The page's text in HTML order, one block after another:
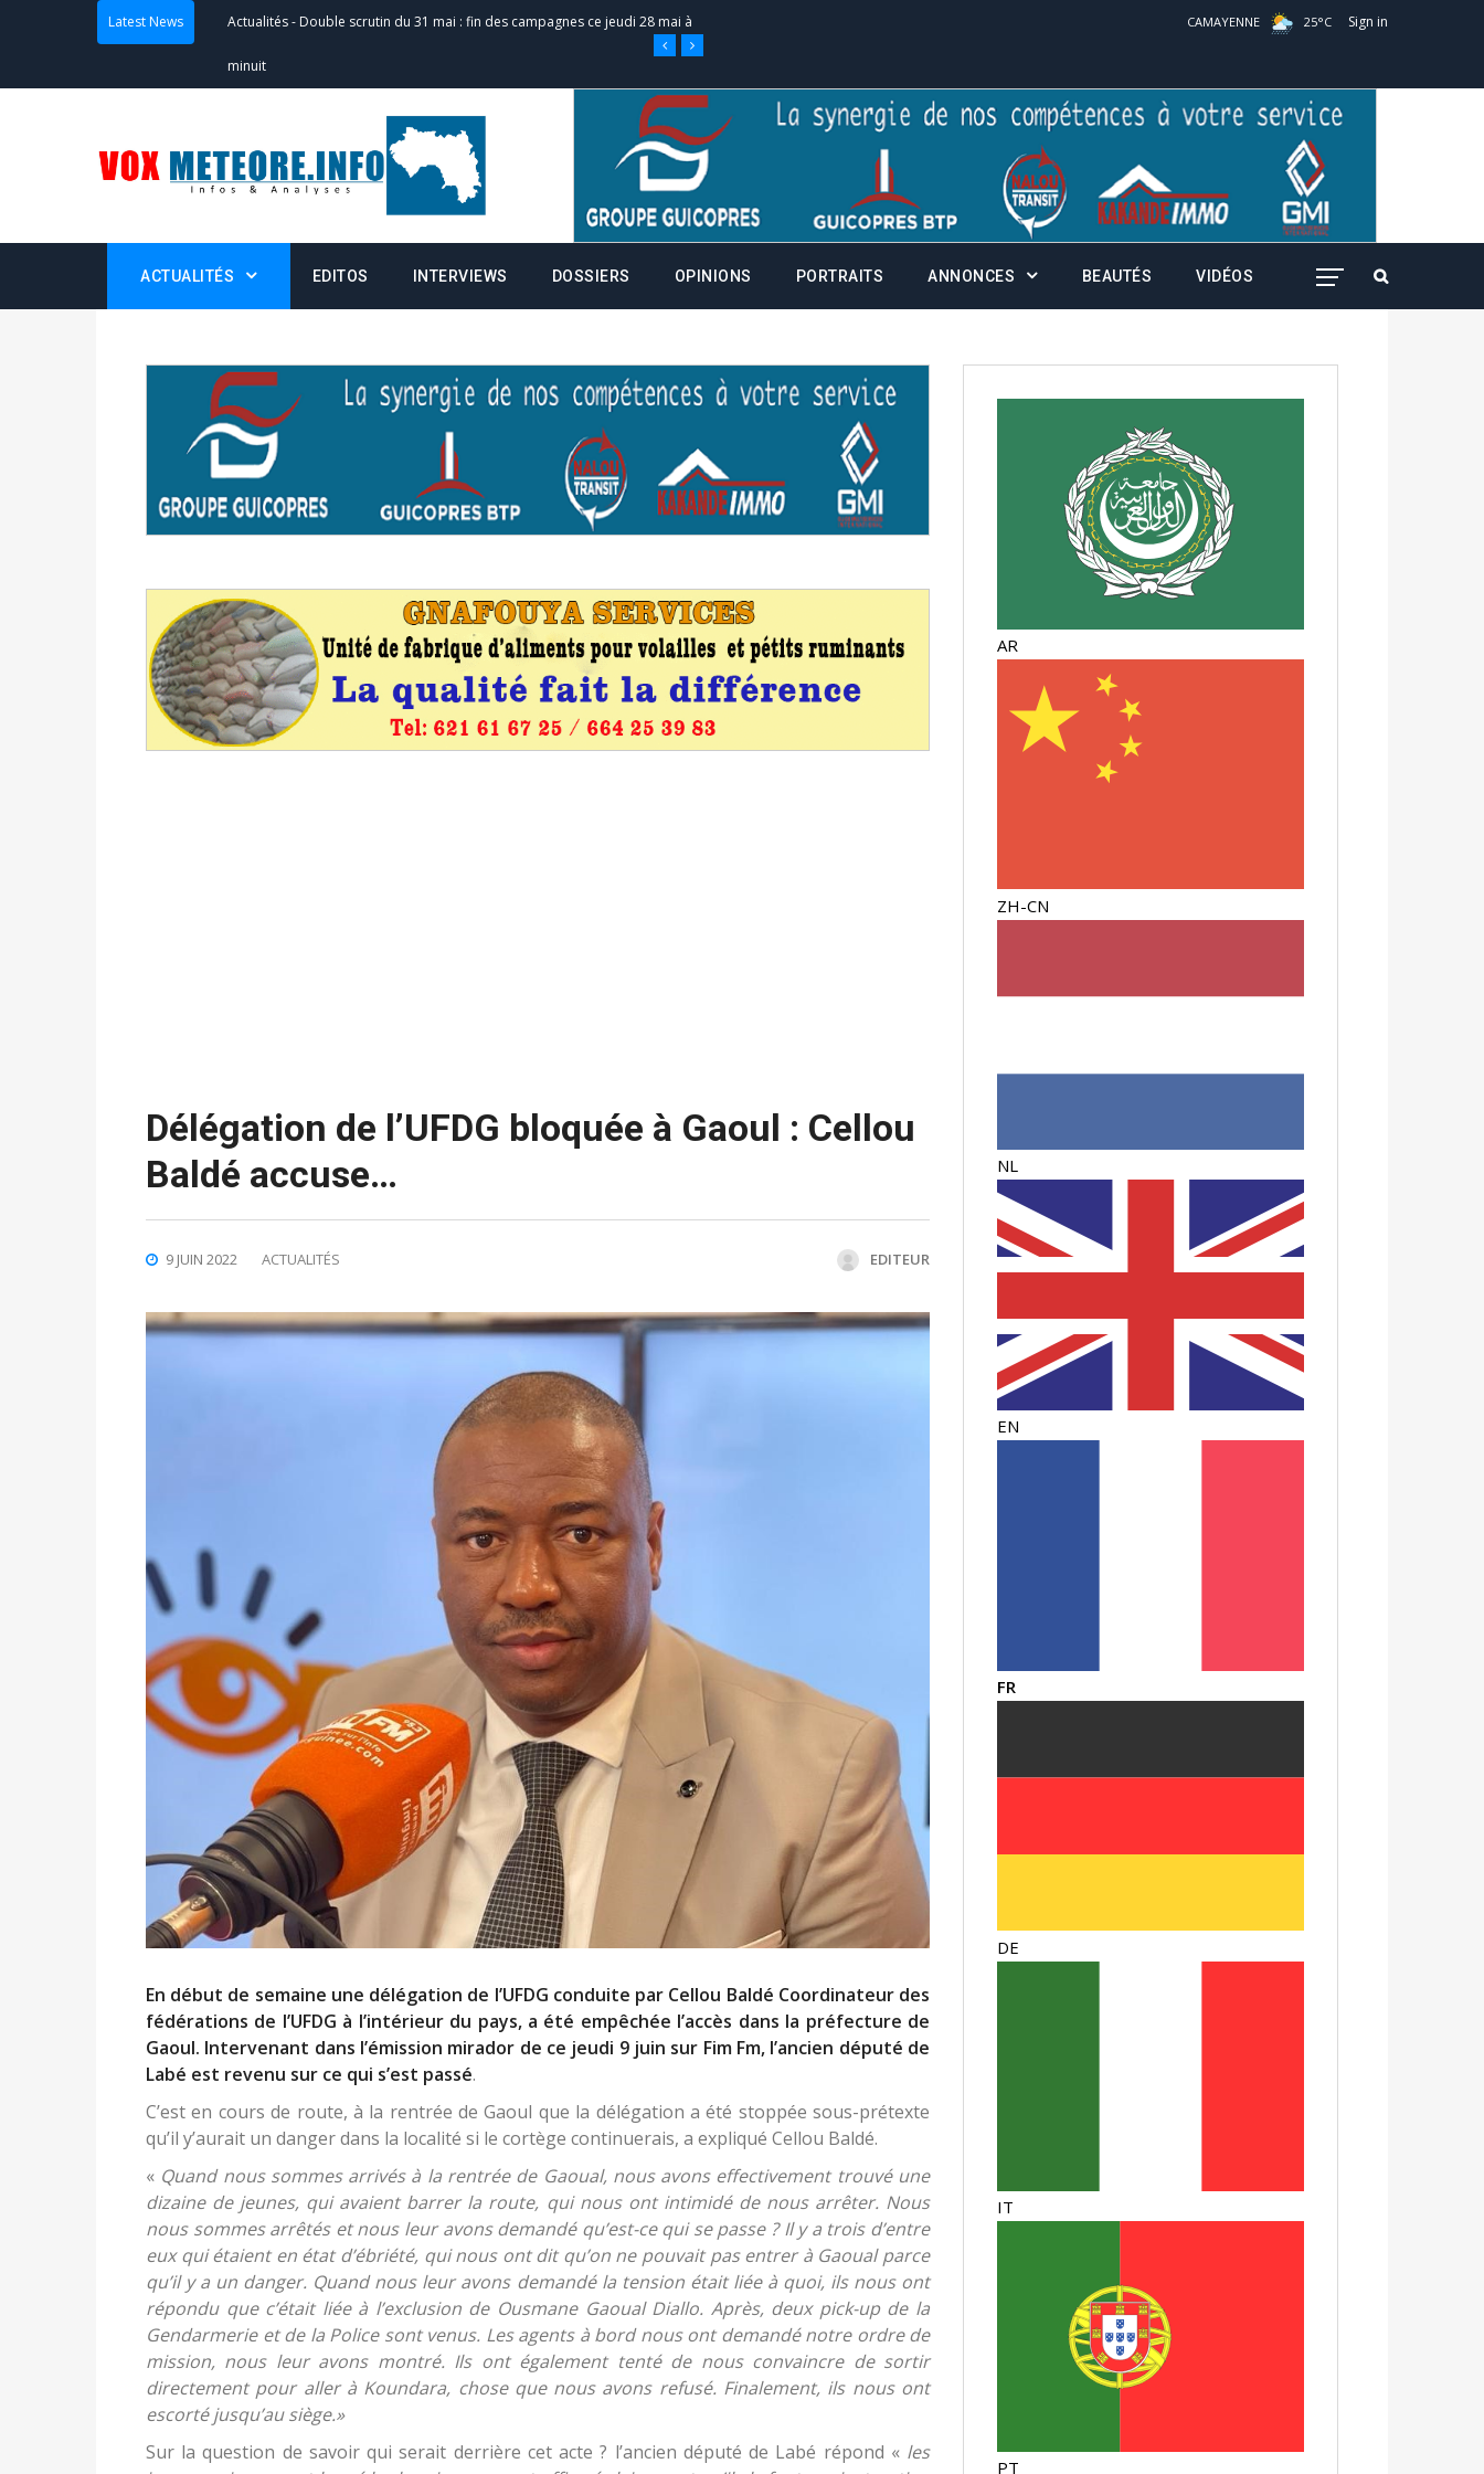
Latest News Actualités- Double scrutin du 31 mai : fin des campagnes ce jeudi 28 mai à
minuit
Communiqué relatif à la délivrance de la fiche de procuration
Politique-Convocation des membres des Commissions Administratives de
Centralisation des Votes (CACV) à une prestation de serment et à une
formation
Politique Candidats : désignez vos représentants aux CACV (centralisation
Politique Double scrutin du 31 mai : retrait des cartes d’électeurs possible
du 16 au 31 mai 2026
Politique Délégués de bureaux de vote : vos informations à transmettre
avant le 16 mai 2026 à 16h
statistiques des législatives et communales : ce 4 juin à 18h
Politique-Suite de la publication des résultats partiels des élections de mai
ce 03 juin à 14h
Politique-Suite de la publication des résultats partiels des élections de mai
CAMAYENNE 25°C Sign in
ACTUALITÉS EDITOS INTERVIEWS DOSSIERS OPINIONS PORTRAITS ANNONCES BEAUTÉS VIDÉOS
Délégation de l’UFDG bloquée à Gaoul : Cellou
Baldé accuse…
9 JUIN 2022 ACTUALITÉS EDITEUR
En début de semaine une délégation de l’UFDG conduite par Cellou Baldé Coordinateur des
fédérations de l’UFDG à l’intérieur du pays, a été empêchée l’accès dans la préfecture de
Gaoul. Intervenant dans l’émission mirador de ce jeudi 9 juin sur Fim Fm, l’ancien député de
Labé est revenu sur ce qui s’est passé.
C’est en cours de route, à la rentrée de Gaoul que la délégation a été stoppée sous-prétexte
qu’il y’aurait un danger dans la localité si le cortège continuerais, a expliqué Cellou Baldé.
« Quand nous sommes arrivés à la rentrée de Gaoual, nous avons effectivement trouvé une
dizaine de jeunes, qui avaient barrer la route, qui nous ont intimidé de nous arrêter. Nous
nous sommes arrêtés et nous leur avons demandé qu’est-ce qui se passe ? Il y a trois d’entre
eux qui étaient en état d’ébriété, qui nous ont dit qu’on ne pouvait pas entrer à Gaoual parce
qu’il y a un danger. Quand nous leur avons demandé la tension était liée à quoi, ils nous ont
répondu que c’était liée à l’exclusion de Ousmane Gaoual Diallo. Après, deux pick-up de la
Gendarmerie et de la Police sont venus. Les agents à bord nous ont demandé notre ordre de
mission, nous leur avons montré. Ils ont également tenté de nous convaincre de sortir
directement pour aller à Koundara, chose que nous avons refusé. Finalement, ils nous ont
escorté jusqu’au siège.»
Sur la question de savoir qui serait derrière cet acte ? l’ancien député de Labé répond «les
AR
ZH-CN
NL
EN
FR
DE
IT
PT